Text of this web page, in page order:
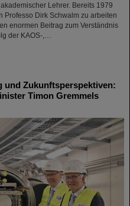
Lehrer. Bereits 1979
Professo Dirk Schwalm zu arbeiten
enormen Beitrag zum Verständnis
der KAOS-,…
und Zukunftsperspektiven:
Timon Gremmels